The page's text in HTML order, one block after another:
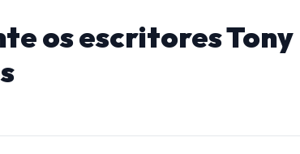
os escritores Tony